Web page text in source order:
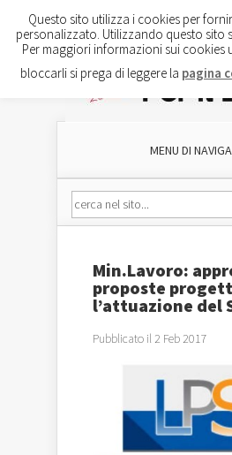
MENU DI
Min.Lavoro:
proposte
l’attuazione del
Pubblicato il 2 Feb 2017
Questo sito utilizza i cookies per
personalizzato. Utilizzando questo sito
Per maggiori informazioni sui cookies
bloccarli si prega di leggere la pagina